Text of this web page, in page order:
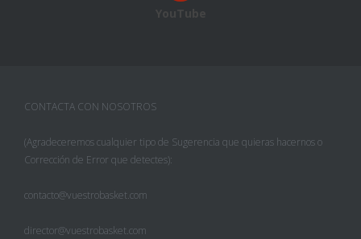
YouTube
CONTACTA CON NOSOTROS
(Agradeceremos cualquier tipo de Sugerencia que quieras hacernos o
Corrección de Error que detectes):
contacto@vuestrobasket.com
director@vuestrobasket.com